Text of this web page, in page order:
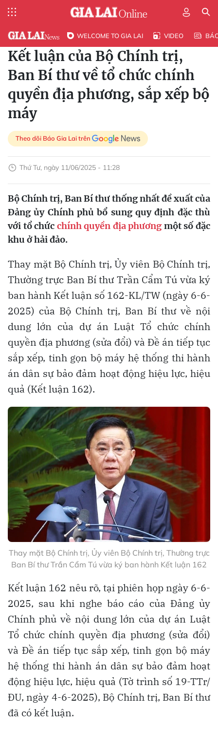
WELCOME TO GIA LAI VIDEO
Kết luận của Bộ Chính trị,
Ban Bí thư về tổ chức chính
quyền địa phương, sắp xếp bộ
máy
Theo dõi Báo Gia Lai trên
Thứ Tư, ngày 11/06/2025 - 11:28
Bộ Chính trị, Ban Bí thư thống nhất đề xuất của
Đảng ủy Chính phủ bổ sung quy định đặc thù
với tổ chức chính quyền địa phương một số đặc
khu ở hải đảo.
Thay mặt Bộ Chính trị, Ủy viên Bộ Chính trị,
Thường trực Ban Bí thư Trần Cẩm Tú vừa ký
ban hành Kết luận số 162-KL/TW (ngày 6-6-
2025) của Bộ Chính trị, Ban Bí thư về nội
dung lớn của dự án Luật Tổ chức chính
quyền địa phương (sửa đổi) và Đề án tiếp tục
sắp xếp, tinh gọn bộ máy hệ thống thi hành
án dân sự bảo đảm hoạt động hiệu lực, hiệu
quả (Kết luận 162).
Thay mặt Bộ Chính trị, Ủy viên Bộ Chính trị, Thường trực
Ban Bí thư Trần Cẩm Tú vừa ký ban hành Kết luận 162
Kết luận 162 nêu rõ, tại phiên họp ngày 6-6-
2025, sau khi nghe báo cáo của Đảng ủy
Chính phủ về nội dung lớn của dự án Luật
Tổ chức chính quyền địa phương (sửa đổi)
và Đề án tiếp tục sắp xếp, tinh gọn bộ máy
hệ thống thi hành án dân sự bảo đảm hoạt
động hiệu lực, hiệu quả (Tờ trình số 19-TTr/
ĐU, ngày 4-6-2025), Bộ Chính trị, Ban Bí thư
đã có kết luận.